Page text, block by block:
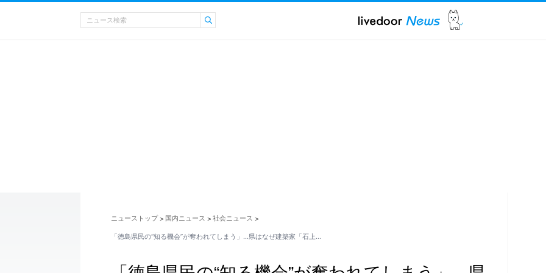
ニューストップ > 国内ニュース > 社会ニュース >
「徳島県民の“知る機会”が奪われてしまう」…県はなぜ建築家「石上…